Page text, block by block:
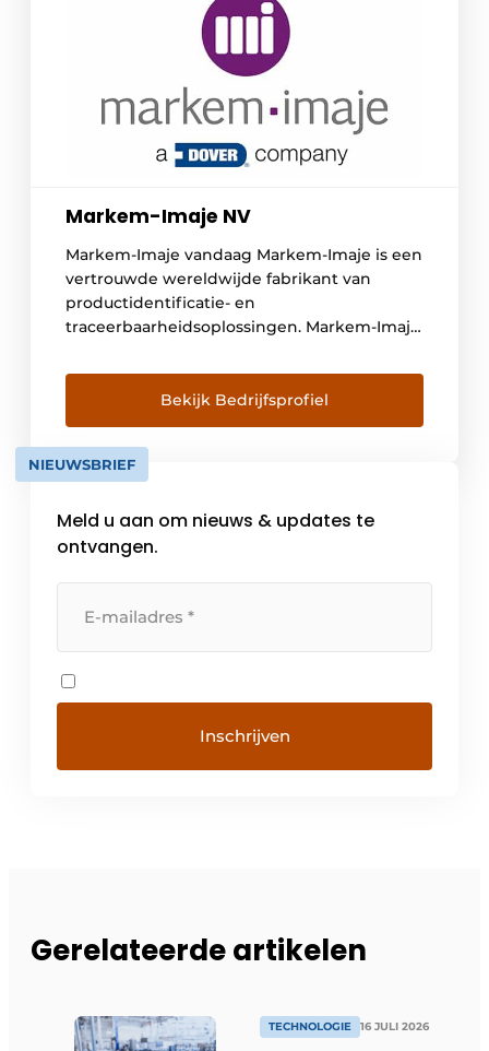
Markem-Imaje NV
Markem-Imaje vandaag Markem-Imaje is een
vertrouwde wereldwijde fabrikant van
productidentificatie- en
traceerbaarheidsoplossingen. Markem-Imaje
en innovatieve inkjet-, thermo-transfer -,
laser-, print- en etiketteringssystemen
toepassingen. Markem-Imaje biedt volledig
geïntegreerde oplossingen die voor
kwaliteit en veiligheid staan, voldoen aan
detailhandelaren, en op die manier het
terugroepen van […]
Bekijk Bedrijfsprofiel
NIEUWSBRIEF
Meld u aan om nieuws & updates te
ontvangen.
Gerelateerde artikelen
TECHNOLOGIE 16 JULI 2026